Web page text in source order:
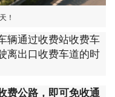
！
辆通过收费站收费车
离出口收费车道的时
费公路，即可免收通